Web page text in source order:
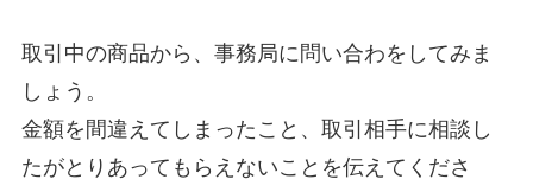
取引中の商品から、事務局に問い合わをしてみま
しょう。
金額を間違えてしまったこと、取引相手に相談し
たがとりあってもらえないことを伝えてくださ